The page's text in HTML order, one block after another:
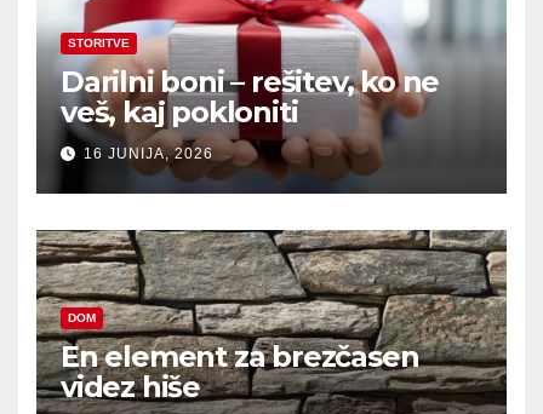
STORITVE
Darilni boni – rešitev, ko ne
veš, kaj pokloniti
16 JUNIJA, 2026
DOM
En element za brezčasen
videz hiše